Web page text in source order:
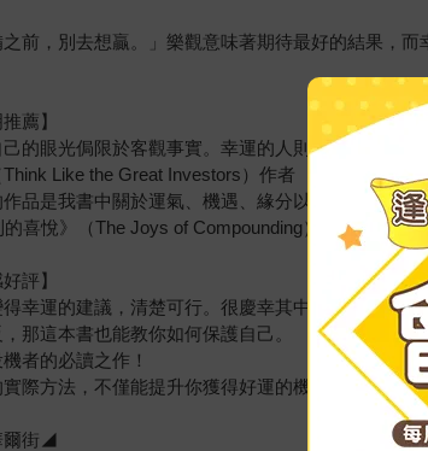
前，別去想贏。」樂觀意味著期待最好的結果，
薦】
的眼光侷限於客觀事實。幸運的人則展露膽識，
Like the Great Investors）作者
品是我書中關於運氣、機遇、緣分以及隨機性一
喜悅》（The Joys of Compounding）作者
評】
幸運的建議，清楚可行。很慶幸其中絕大多數都
那這本書也能教你如何保護自己。
者的必讀之作！
際方法，不僅能提升你獲得好運的機率，更重要
爾街◢